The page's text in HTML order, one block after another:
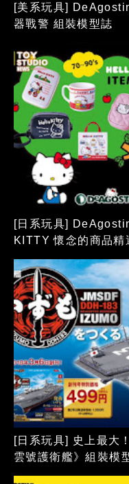
[美系玩具]
器戰警 組裝模型誌
[日系玩具]
KITTY 懷念的商品精
[日系玩具] 史上最大
雲號護衛艦》組裝模